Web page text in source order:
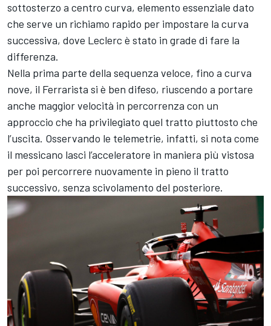
sottosterzo a centro curva, elemento essenziale dato
che serve un richiamo rapido per impostare la curva
successiva, dove Leclerc è stato in grade di fare la
differenza.
Nella prima parte della sequenza veloce, fino a curva
nove, il Ferrarista si è ben difeso, riuscendo a portare
anche maggior velocità in percorrenza con un
approccio che ha privilegiato quel tratto piuttosto che
l’uscita. Osservando le telemetrie, infatti, si nota come
il messicano lasci l’acceleratore in maniera più vistosa
per poi percorrere nuovamente in pieno il tratto
successivo, senza scivolamento del posteriore.